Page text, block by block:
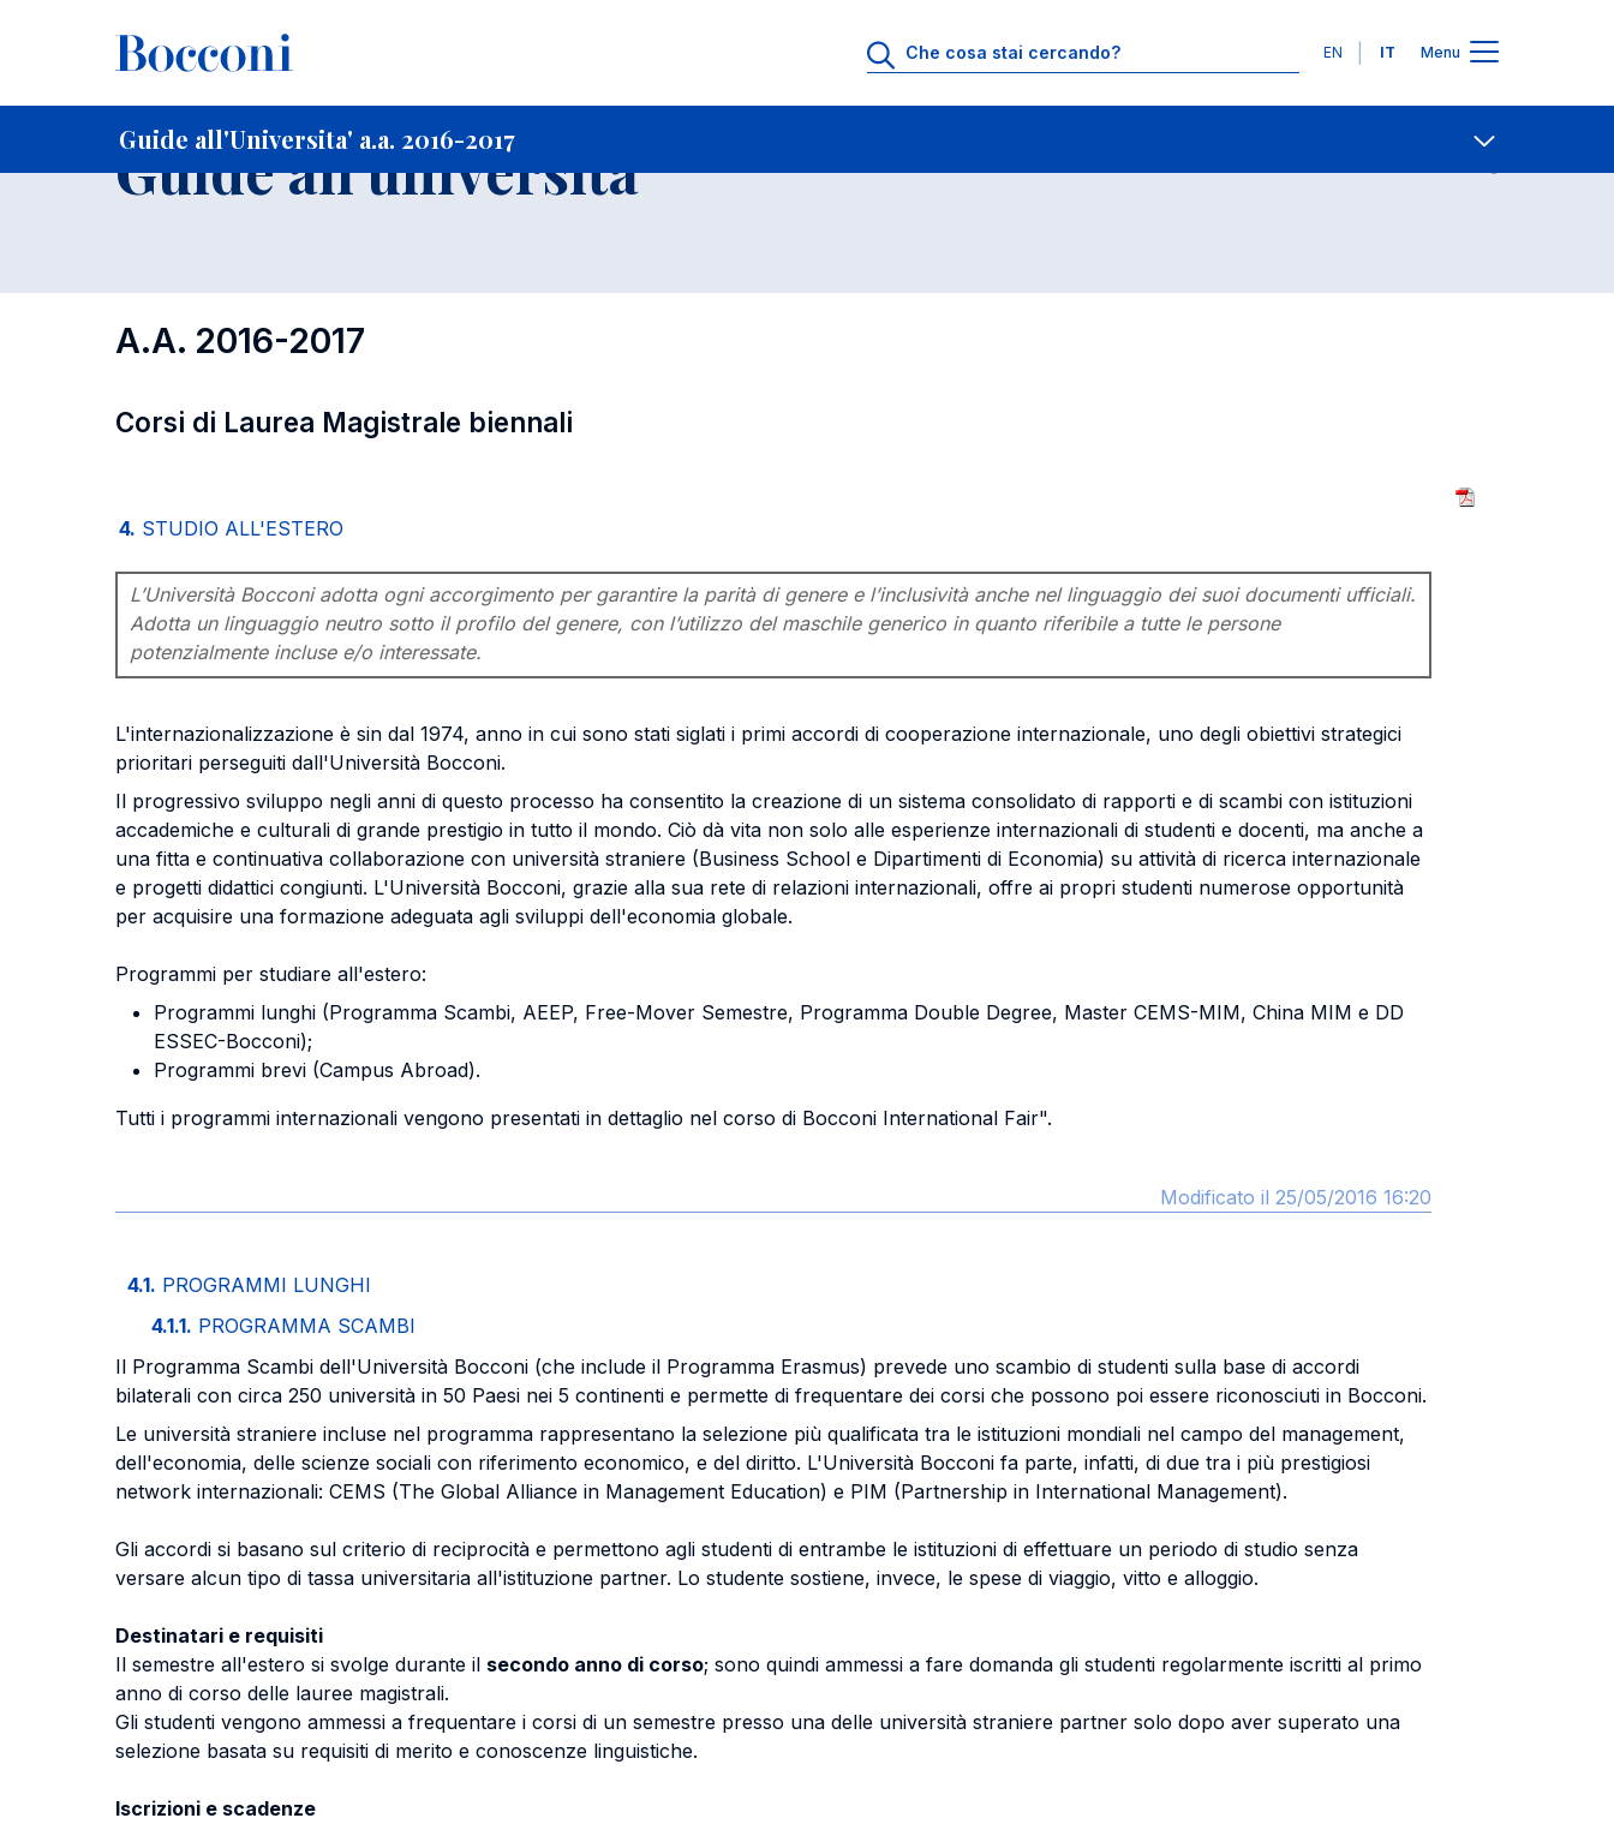
Lingue
EN IT Menu
Guide all'Universita' a.a. 2016-2017
Home Per studenti iscritti Corsi di Laurea Magistrale Contatti
Guide all'universita'
A.A. 2016-2017
Corsi di Laurea Magistrale biennali
4. STUDIO ALL'ESTERO
L’Università Bocconi adotta ogni accorgimento per garantire la parità di genere e l’inclusività anche nel linguaggio dei suoi documenti ufficiali.
Adotta un linguaggio neutro sotto il profilo del genere, con l’utilizzo del maschile generico in quanto riferibile a tutte le persone
potenzialmente incluse e/o interessate.
L'internazionalizzazione è sin dal 1974, anno in cui sono stati siglati i primi accordi di cooperazione internazionale, uno degli obiettivi strategici
prioritari perseguiti dall'Università Bocconi.
Il progressivo sviluppo negli anni di questo processo ha consentito la creazione di un sistema consolidato di rapporti e di scambi con istituzioni
accademiche e culturali di grande prestigio in tutto il mondo. Ciò dà vita non solo alle esperienze internazionali di studenti e docenti, ma anche a
una fitta e continuativa collaborazione con università straniere (Business School e Dipartimenti di Economia) su attività di ricerca internazionale
e progetti didattici congiunti. L'Università Bocconi, grazie alla sua rete di relazioni internazionali, offre ai propri studenti numerose opportunità
per acquisire una formazione adeguata agli sviluppi dell'economia globale.
Programmi per studiare all'estero:
Programmi lunghi (Programma Scambi, AEEP, Free-Mover Semestre, Programma Double Degree, Master CEMS-MIM, China MIM e DD
ESSEC-Bocconi);
Programmi brevi (Campus Abroad).
Tutti i programmi internazionali vengono presentati in dettaglio nel corso di Bocconi International Fair".
Modificato il 25/05/2016 16:20
4.1. PROGRAMMI LUNGHI
4.1.1. PROGRAMMA SCAMBI
Il Programma Scambi dell'Università Bocconi (che include il Programma Erasmus) prevede uno scambio di studenti sulla base di accordi
bilaterali con circa 250 università in 50 Paesi nei 5 continenti e permette di frequentare dei corsi che possono poi essere riconosciuti in Bocconi.
Le università straniere incluse nel programma rappresentano la selezione più qualificata tra le istituzioni mondiali nel campo del management,
dell'economia, delle scienze sociali con riferimento economico, e del diritto. L'Università Bocconi fa parte, infatti, di due tra i più prestigiosi
network internazionali: CEMS (The Global Alliance in Management Education) e PIM (Partnership in International Management).
Gli accordi si basano sul criterio di reciprocità e permettono agli studenti di entrambe le istituzioni di effettuare un periodo di studio senza
versare alcun tipo di tassa universitaria all'istituzione partner. Lo studente sostiene, invece, le spese di viaggio, vitto e alloggio.
Destinatari e requisiti
Il semestre all'estero si svolge durante il secondo anno di corso; sono quindi ammessi a fare domanda gli studenti regolarmente iscritti al primo
anno di corso delle lauree magistrali.
Gli studenti vengono ammessi a frequentare i corsi di un semestre presso una delle università straniere partner solo dopo aver superato una
selezione basata su requisiti di merito e conoscenze linguistiche.
Iscrizioni e scadenze